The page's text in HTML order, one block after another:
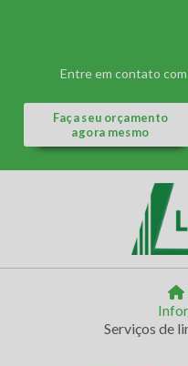
Entre em contato
Faça seu orçamento
agora mesmo
Serviços de